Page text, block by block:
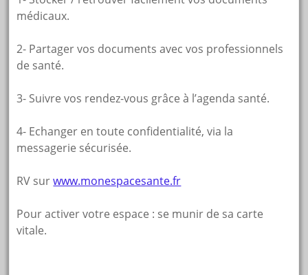
médicaux.
2- Partager vos documents avec vos professionnels
de santé.
3- Suivre vos rendez-vous grâce à l’agenda santé.
4- Echanger en toute confidentialité, via la
messagerie sécurisée.
RV surwww.monespacesante.fr
Pour activer votre espace : se munir de sa carte
vitale.